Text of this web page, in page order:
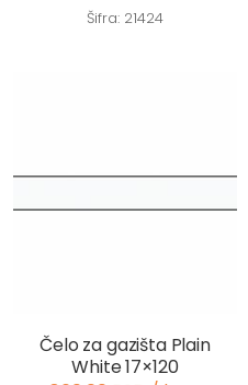
Šifra: 21424
Čelo za gazišta Plain
White 17×120